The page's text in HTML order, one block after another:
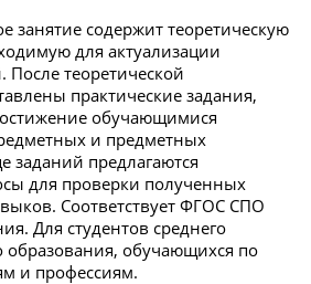
занятие содержит теоретическую
для актуализации
теоретической
практические задания,
обучающимися
и предметных
заданий предлагаются
для проверки полученных
Соответствует ФГОС СПО
Для студентов среднего
образования, обучающихся по
и профессиям.